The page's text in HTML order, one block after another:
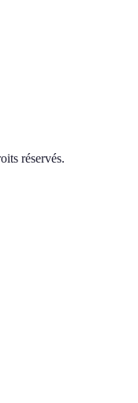
réservés.